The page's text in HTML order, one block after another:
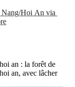
Nang/Hoi An via
an : la forêt de
an, avec lâcher